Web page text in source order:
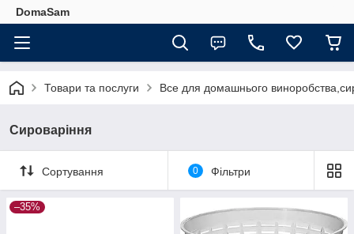
DomaSam
Товари та послуги Все для домашнього
Сироваріння
Сортування 0 Фільтри
–35%